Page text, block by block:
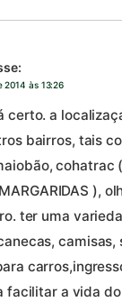
2014 às 13:26
certo. a
bairros, tais
cohatrac (
),
ter uma
camisas,
facilitar a vida